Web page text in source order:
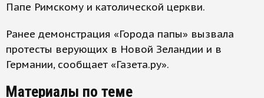
Папе Римскому и католической церкви.
Ранее демонстрация «Города папы» вызвала
протесты верующих в Новой Зеландии и в
Германии, сообщает «Газета.ру».
Материалы по теме